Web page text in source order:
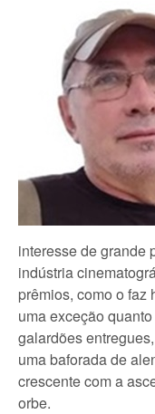
interesse de grande
indústria
prêmios, como o faz
uma exceção
galardões
uma baforada de
crescente com a
orbe.